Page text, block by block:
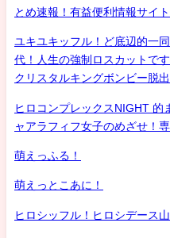
とめ速報！有益便利情報サイ
ユキユキッフル！ど底辺的一
代！人生の強制ロスカットで
クリスタルキングボンビー脱
ヒロコンプレックスNIGHT 的
ャアラフィフ女子のめざせ！
萌えっふる！
萌えっとこあに！
ヒロシッフル！ヒロシデース